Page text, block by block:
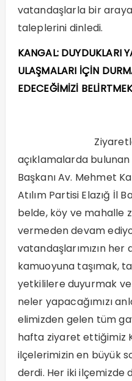
vatandaşlarla bir
taleplerini dinledi.
KANGAL: DUYDUKLARI
ULAŞMALARI İÇİN
EDECEĞİMİZİ
Ziyaretler
açıklamalarda bulunan
Başkanı Av. Mehmet
Atılım Partisi Elazığ İl
belde, köy ve mahalle
vermeden devam
vatandaşlarımızın her
kamuoyuna taşımak,
yetkililere duyurmak
neler yapacağımızı
elimizden gelen tüm
hafta ziyaret ettiğimiz
ilçelerimizin en büyük
derdi. Her iki ilçemizde